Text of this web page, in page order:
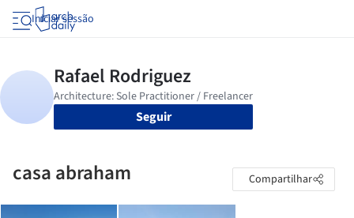
Iniciar sessão
Seguir
casa abraham Compartilhar